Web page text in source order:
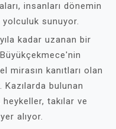
insanları dönemin
yolculuk sunuyor.
kadar uzanan bir
kanıtları olan
bulunan
takılar ve
alıyor.